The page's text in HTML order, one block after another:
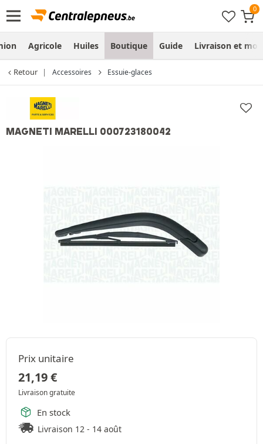
Agricole Huiles Boutique Guide Livraison et
Retour Accessoires Essuie-glaces
MAGNETI MARELLI 000723180042
Prix unitaire
21,19€
Livraison gratuite
En stock
Livraison 12 - 14 août